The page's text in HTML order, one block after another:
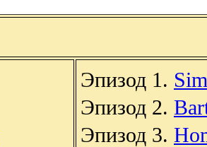
Эпизод 1.
Эпизод 2.
Эпизод 3.